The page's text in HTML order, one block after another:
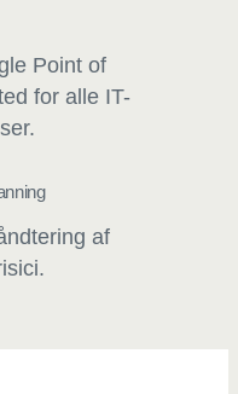
Point of
for alle IT-
af